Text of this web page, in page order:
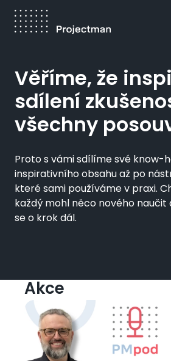
Přejít
hlavnímu
Drobečková
navigace
Věříme, že
sdílení
všechny
Proto s vámi sdílíme své know-
inspirativního obsahu až po
které sami používáme v praxi.
každý mohl něco nového naučit
se o krok dál.
Akce
Obrázek